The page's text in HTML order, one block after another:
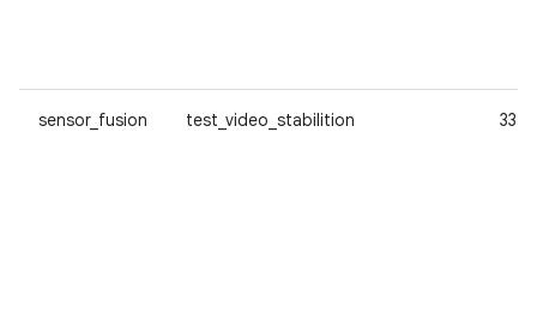
sensor_fusion test_video_stabilition 33